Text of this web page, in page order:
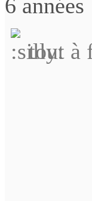
6 années
tout à